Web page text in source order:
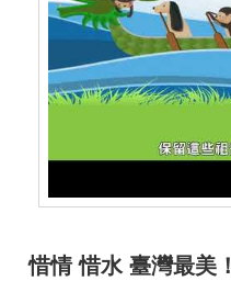
惜情 惜水 臺灣最美！